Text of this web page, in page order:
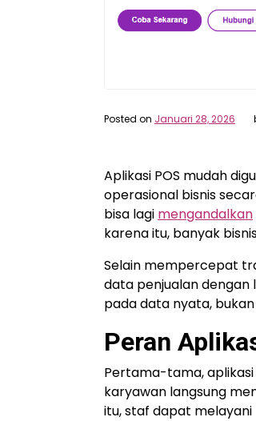
Posted on Januari 28, 2026
Aplikasi POS mudah
operasional bisnis
bisa lagi mengandalkan
karena itu, banyak
Selain mempercepat
data penjualan dengan
pada data nyata,
Peran
Pertama-tama,
karyawan langsung
itu, staf dapat